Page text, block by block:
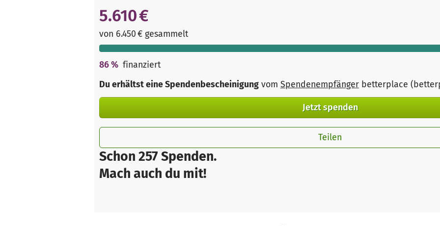
Schon 257 Spenden.
Mach auch du mit!
5.610 €
von 6.450 € gesammelt
86% finanziert
Du erhältst eine Spendenbescheinigung vom Spendenempfänger betterplace
Jetzt spenden
Teilen